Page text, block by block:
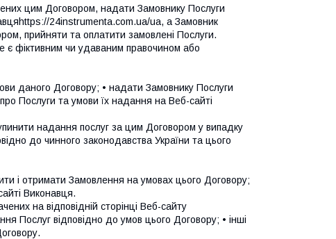
цим Договором, надати Замовнику Послуги
24instrumenta.com.ua/ua, а Замовник
прийняти та оплатити замовлені Послуги.
є фіктивним чи удаваним правочином або
даного Договору; • надати Замовнику Послуги
Послуги та умови їх надання на Веб-сайті
надання послуг за цим Договором у випадку
до чинного законодавства України та цього
і отримати Замовлення на умовах цього Договору;
Виконавця.
на відповідній сторінці Веб-сайту
Послуг відповідно до умов цього Договору; • інші